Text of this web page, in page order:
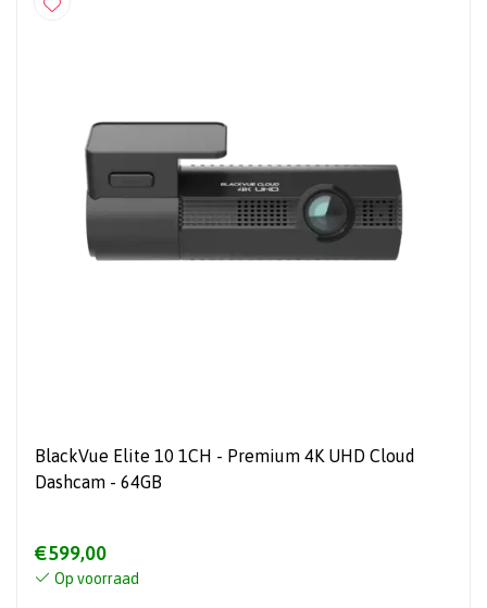
BlackVue Elite 10 1CH - Premium 4K UHD Cloud
Dashcam - 64GB
€599,00
Op voorraad